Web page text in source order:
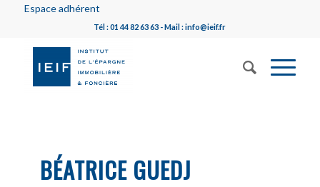
Espace adhérent
Tél : 01 44 82 63 63 - Mail : info@ieif.fr
BÉATRICE GUEDJ